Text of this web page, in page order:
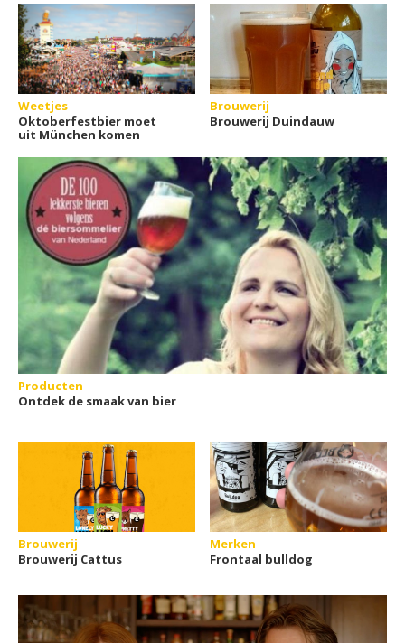
Weetjes
Oktoberfestbier moet
uit München komen
Brouwerij
Brouwerij Duindauw
Producten
Ontdek de smaak van bier
Brouwerij
Brouwerij Cattus
Merken
Frontaal bulldog